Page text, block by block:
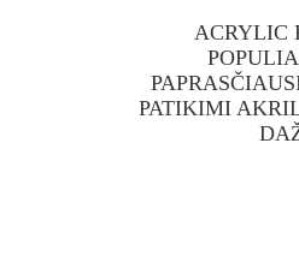
ACRYLIC
PATIKIMI